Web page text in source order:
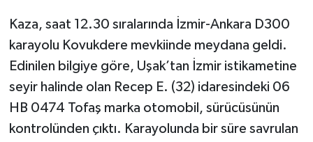
Kaza, saat 12.30 sıralarında İzmir-Ankara D300
karayolu Kovukdere mevkiinde meydana geldi.
Edinilen bilgiye göre, Uşak’tan İzmir istikametine
seyir halinde olan Recep E. (32) idaresindeki 06
HB 0474 Tofaş marka otomobil, sürücüsünün
kontrolünden çıktı. Karayolunda bir süre savrulan